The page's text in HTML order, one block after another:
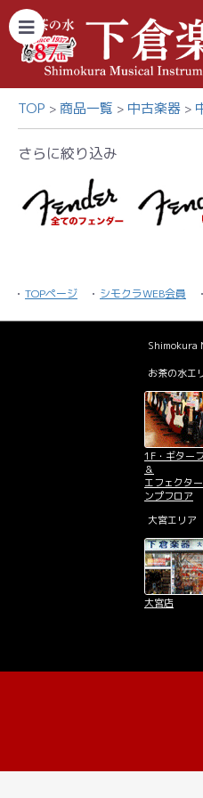
TOP 商品一覧 中古楽器
さらに絞り込み
TOPページ シモクラWEB会員
Shimokura
お茶の水エ
1F・ギター
＆
エフェクタ
ンプフロア
大宮エリア
大宮店